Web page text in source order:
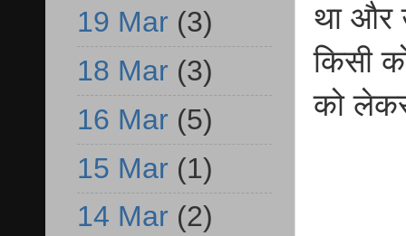
था और
किसी
को
19 Mar (3)
18 Mar (3)
16 Mar (5)
15 Mar (1)
14 Mar (2)